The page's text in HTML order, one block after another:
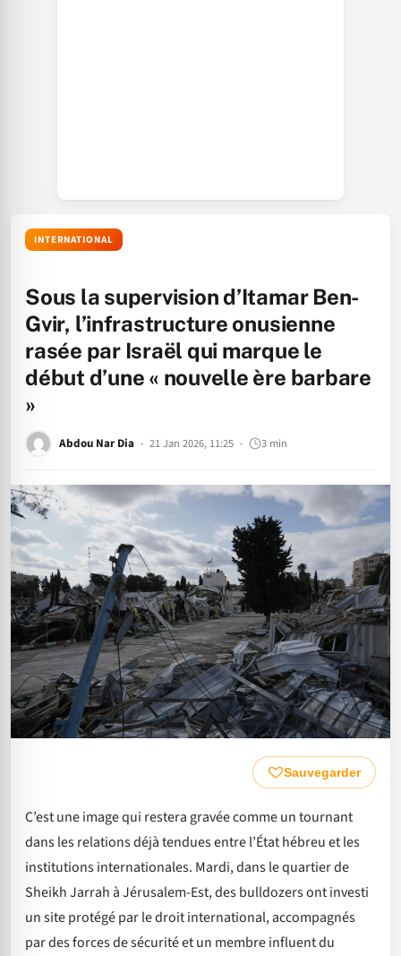
INTERNATIONAL
Sous la supervision d’Itamar Ben-
Gvir, l’infrastructure onusienne
rasée par Israël qui marque le
début d’une « nouvelle ère barbare
»
Abdou Nar Dia 21 Jan 2026, 11:25 3 min
Sauvegarder
C’est une image qui restera gravée comme un tournant
dans les relations déjà tendues entre l’État hébreu et les
institutions internationales. Mardi, dans le quartier de
Sheikh Jarrah à Jérusalem-Est, des bulldozers ont investi
un site protégé par le droit international, accompagnés
par des forces de sécurité et un membre influent du